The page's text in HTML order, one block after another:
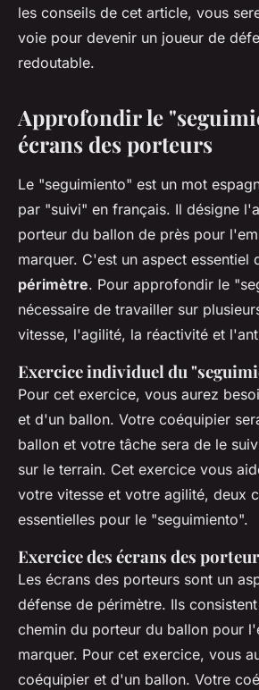
les conseils de cet article, vous
voie pour devenir un joueur de
redoutable.
Approfondir le
écrans des porteurs
Le "seguimiento" est un mot
par "suivi" en français. Il désigne
porteur du ballon de près pour
marquer. C'est un aspect essentiel
périmètre. Pour approfondir le
nécessaire de travailler sur
vitesse, l'agilité, la réactivité et
Exercice individuel du
Pour cet exercice, vous aurez
et d'un ballon. Votre coéquipier
ballon et votre tâche sera de le
sur le terrain. Cet exercice vous
votre vitesse et votre agilité, deux
essentielles pour le "seguimiento".
Exercice des écrans des
Les écrans des porteurs sont un
défense de périmètre. Ils
chemin du porteur du ballon pour
marquer. Pour cet exercice, vous
coéquipier et d'un ballon. Votre